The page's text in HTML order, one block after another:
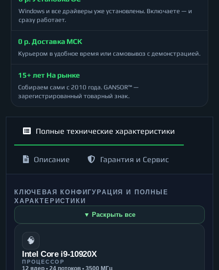
Windows и все драйверы уже установлены. Включаете — и
сразу работает.
0 р. Доставка МСК
Курьером в удобное время или самовывоз с демонстрацией.
15+ лет На рынке
Собираем сами с 2010 года. GANSOR™ —
зарегистрированный товарный знак.
Полные технические характеристики
Описание Гарантия и Сервис
КЛЮЧЕВАЯ КОНФИГУРАЦИЯ И ПОЛНЫЕ
ХАРАКТЕРИСТИКИ
▼ Раскрыть все
🧠
Intel Core i9-10920X
ПРОЦЕССОР
12 ядер • 24 потоков • 3500 МГц